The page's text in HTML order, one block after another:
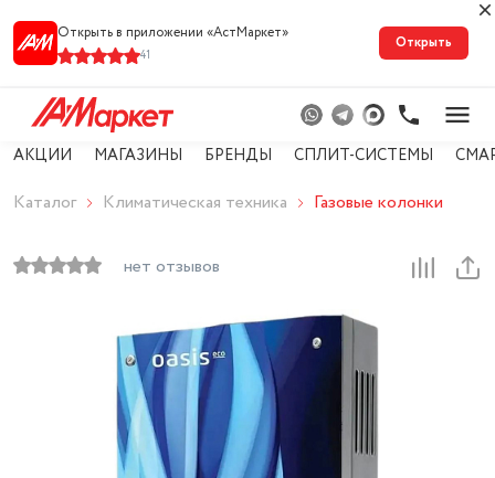
Открыть в приложении «АстМарке‪т‬»
41
Открыть
АКЦИИ МАГАЗИНЫ БРЕНДЫ СПЛИТ-СИСТЕМЫ
Каталог Климатическая техника Газовые колонки
нет отзывов